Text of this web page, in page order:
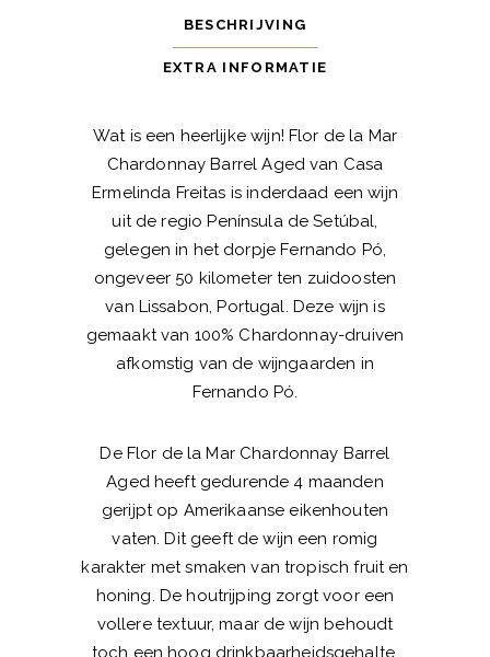
BESCHRIJVING
EXTRA INFORMATIE
Wat is een heerlijke wijn! Flor de la Mar
Chardonnay Barrel Aged van Casa
Ermelinda Freitas is inderdaad een wijn
uit de regio Península de Setúbal,
gelegen in het dorpje Fernando Pó,
ongeveer 50 kilometer ten zuidoosten
van Lissabon, Portugal. Deze wijn is
gemaakt van 100% Chardonnay-druiven
afkomstig van de wijngaarden in
Fernando Pó.
De Flor de la Mar Chardonnay Barrel
Aged heeft gedurende 4 maanden
gerijpt op Amerikaanse eikenhouten
vaten. Dit geeft de wijn een romig
karakter met smaken van tropisch fruit en
honing. De houtrijping zorgt voor een
vollere textuur, maar de wijn behoudt
toch een hoog drinkbaarheidsgehalte.